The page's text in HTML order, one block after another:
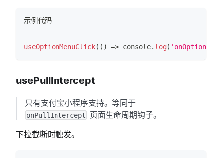
示例代码
useOptionMenuClick( ( ) => console. log(
usePullIntercept
只有支付宝小程序支持。等同于
onPullIntercept 页面生命周期钩子。
下拉截断时触发。